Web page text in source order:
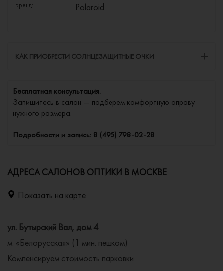
Бренд: Polaroid
КАК ПРИОБРЕСТИ СОЛНЦЕЗАЩИТНЫЕ ОЧКИ
Бесплатная консультация.
Запишитесь в салон — подберем комфортную оправу
нужного размера.
Подробности и запись: 8 (495) 798-02-28
АДРЕСА САЛОНОВ ОПТИКИ В МОСКВЕ
Показать на карте
ул. Бутырский Вал, дом 4
м. «Белорусская» (1 мин. пешком)
Компенсируем стоимость парковки